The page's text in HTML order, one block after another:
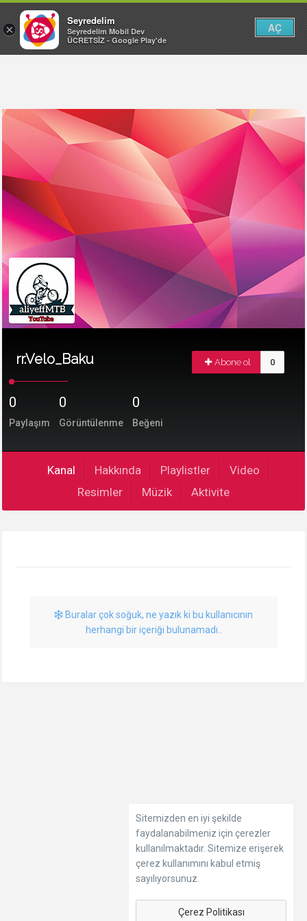
rr.Velo_Baku Abone ol 0
0
Paylaşım
0
Görüntülenme
0
Beğeni
Kanal Hakkında Playlistler
Video
Resimler
Müzik Aktivite
Buralar çok soğuk, ne yazık ki bu kullanıcının
herhangi bir içeriği bulunamadı..
Sitemizden en iyi şekilde
faydalanabilmeniz için çerezler
kullanılmaktadır. Sitemize erişerek
çerez kullanımını kabul etmiş
sayılıyorsunuz.
Çerez Politikası
×
Seyredelim
Seyredelim Mobil Dev
ÜCRETSİZ - Google Play'de
AÇ